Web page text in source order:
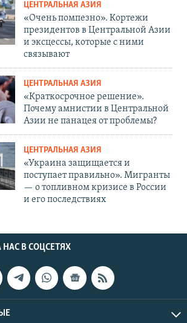
ЦЕНТРАЛЬНАЯ АЗИЯ
«Очень помпезно». Кортежи
президентов в Центральной Азии
и эксцессы, которые с ними
связывают
ЦЕНТРАЛЬНАЯ АЗИЯ
«Краткосрочное решение».
Почему амнистии в Центральной
Азии не панацея от проблемы?
ЦЕНТРАЛЬНАЯ АЗИЯ
«Украина защищается и
поступает правильно». Мигранты
— о топливном кризисе в России
и его последствиях
В СОЦСЕТЯХ